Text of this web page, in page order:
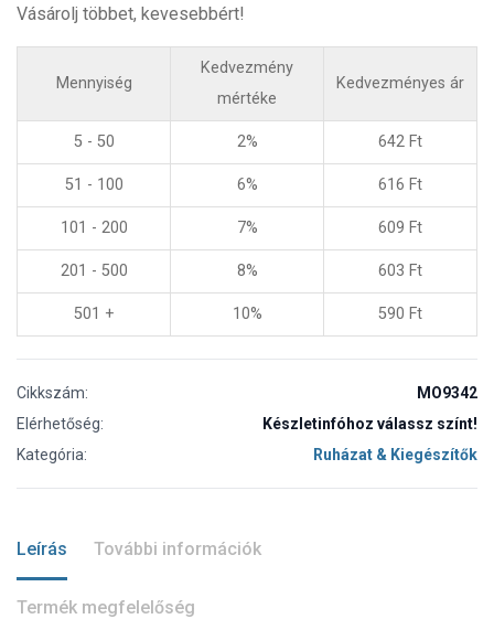
Vásárolj többet, kevesebbért!
Mennyiség
Kedvezmény
mértéke
Kedvezményes ár
5 - 50 2% 642 Ft
51 - 100 6% 616 Ft
101 - 200 7% 609 Ft
201 - 500 8% 603 Ft
501 + 10% 590 Ft
Cikkszám:
MO9342
Elérhetőség:
Készletinfóhoz válassz színt!
Kategória:
Ruházat & Kiegészítők
Leírás További információk
Termék megfelelőség